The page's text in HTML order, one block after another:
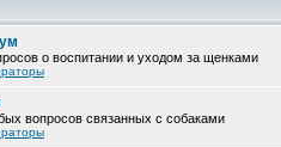
о воспитании и уходом за щенками
вопросов связанных с собаками